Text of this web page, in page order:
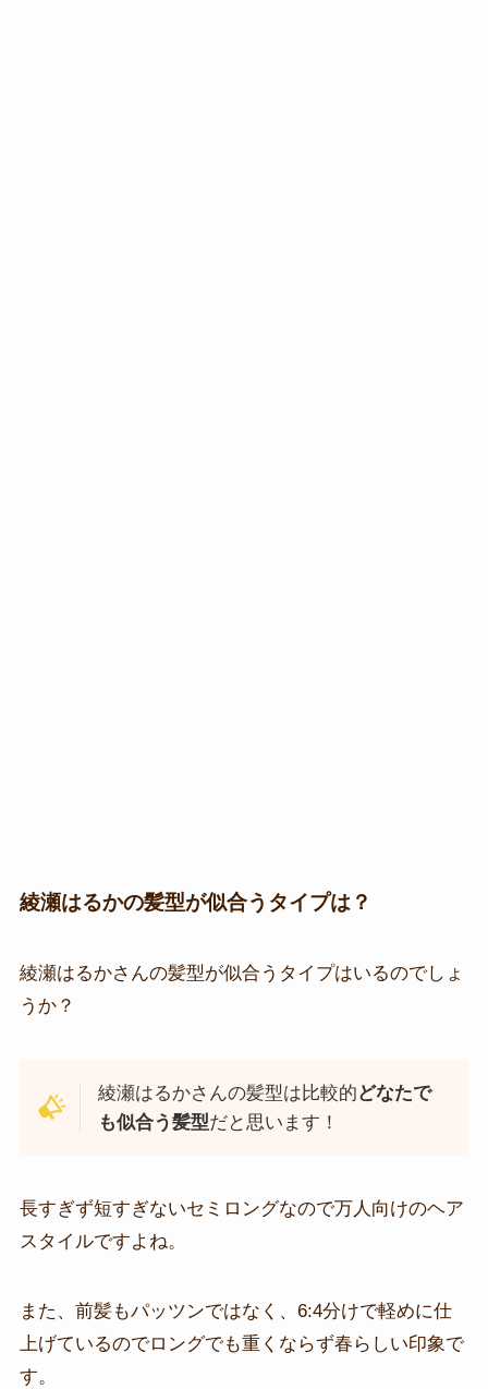
綾瀬はるかの髪型が似合うタイプは？
綾瀬はるかさんの髪型が似合うタイプはいるのでしょ
うか？
綾瀬はるかさんの髪型は比較的どなたで
も似合う髪型だと思います！
長すぎず短すぎないセミロングなので万人向けのヘア
スタイルですよね。
また、前髪もパッツンではなく、6:4分けで軽めに仕
上げているのでロングでも重くならず春らしい印象で
す。